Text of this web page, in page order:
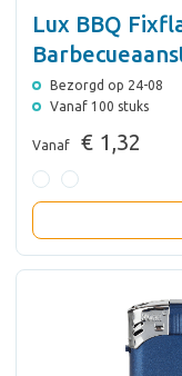
Lux BBQ
Bezorgd op 24-08
Vanaf 100 stuks
Vanaf € 1,32